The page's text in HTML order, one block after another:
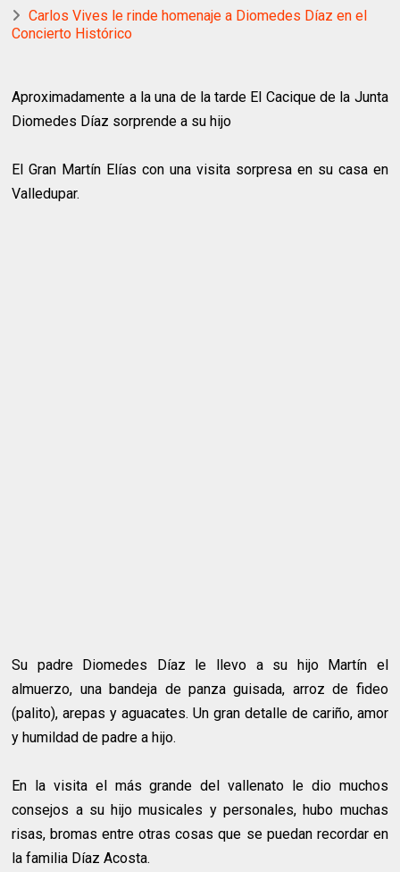
Carlos Vives le rinde homenaje a Diomedes Díaz en el
Concierto Histórico
Aproximadamente a la una de la tarde El Cacique de la Junta
Diomedes Díaz sorprende a su hijo
El Gran Martín Elías con una visita sorpresa en su casa en
Valledupar.
Su padre Diomedes Díaz le llevo a su hijo Martín el
almuerzo, una bandeja de panza guisada, arroz de fideo
(palito), arepas y aguacates. Un gran detalle de cariño, amor
y humildad de padre a hijo.
En la visita el más grande del vallenato le dio muchos
consejos a su hijo musicales y personales, hubo muchas
risas, bromas entre otras cosas que se puedan recordar en
la familia Díaz Acosta.